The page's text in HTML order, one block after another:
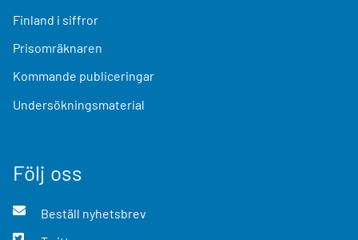
Finland i siffror
Prisomräknaren
Kommande publiceringar
Undersökningsmaterial
Följ oss
Beställ nyhetsbrev